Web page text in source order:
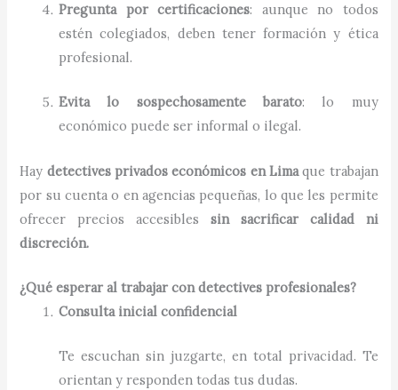
Pregunta por certificaciones: aunque no todos
estén colegiados, deben tener formación y ética
profesional.
Evita lo sospechosamente barato: lo muy
económico puede ser informal o ilegal.
Hay detectives privados económicos en Limaque trabajan
por su cuenta o en agencias pequeñas, lo que les permite
ofrecer precios accesibles sin sacrificar calidad ni
discreción.
¿Qué esperar al trabajar con detectives profesionales?
Consulta inicial confidencial
Te escuchan sin juzgarte, en total privacidad. Te
orientan y responden todas tus dudas.